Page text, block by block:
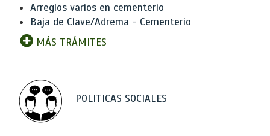
Arreglos varios en cementerio
Baja de Clave/Adrema - Cementerio
MÁS TRÁMITES
POLITICAS SOCIALES